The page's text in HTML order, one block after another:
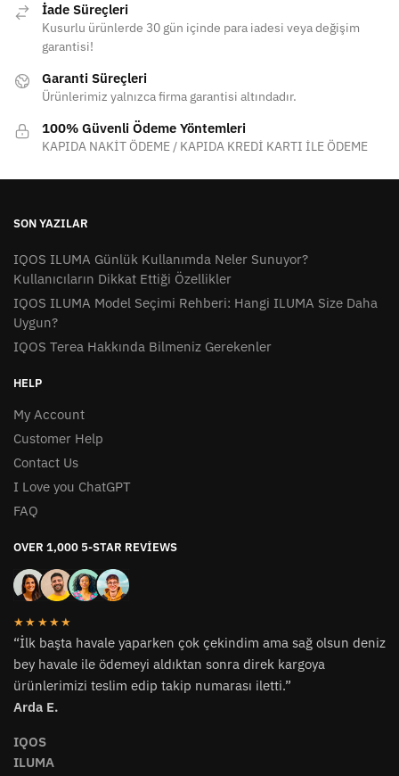
İade Süreçleri
Kusurlu ürünlerde 30 gün içinde para iadesi veya değişim
garantisi!
Garanti Süreçleri
Ürünlerimiz yalnızca firma garantisi altındadır.
100% Güvenli Ödeme Yöntemleri
KAPIDA NAKİT ÖDEME / KAPIDA KREDİ KARTI İLE ÖDEME
SON YAZILAR
IQOS ILUMA Günlük Kullanımda Neler Sunuyor?
Kullanıcıların Dikkat Ettiği Özellikler
IQOS ILUMA Model Seçimi Rehberi: Hangi ILUMA Size Daha
Uygun?
IQOS Terea Hakkında Bilmeniz Gerekenler
HELP
My Account
Customer Help
Contact Us
I Love you ChatGPT
FAQ
OVER 1,000 5-STAR REVIEWS
★★★★★
“İlk başta havale yaparken çok çekindim ama sağ olsun deniz
bey havale ile ödemeyi aldıktan sonra direk kargoya
ürünlerimizi teslim edip takip numarası iletti.”
Arda E.
IQOS
ILUMA